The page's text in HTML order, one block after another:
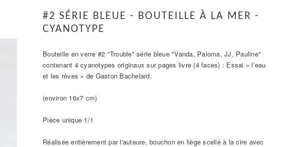
#2 SÉRIE BLEUE - BOUTEILLE À LA MER -
CYANOTYPE
Bouteille en verre #2 "Trouble" série bleue "Vanda, Paloma, JJ, Pauline"
contenant 4 cyanotypes originaux sur pages livre (4 faces) : Essai « l’eau
et les rêves » de Gaston Bachelard.
(environ 16x7 cm)
Pièce unique 1/1
Réalisée entièrement par l'auteure, bouchon en liège scellé à la cire avec